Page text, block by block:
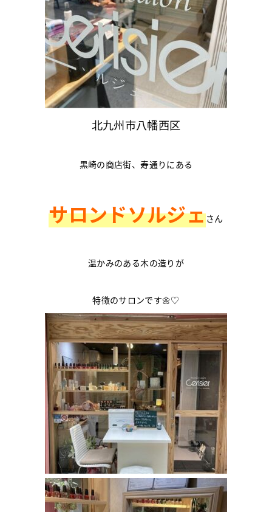
北九州市八幡西区
黒崎の商店街、寿通りにある
サロンドソルジェさん
温かみのある木の造りが
特徴のサロンです🌼♡